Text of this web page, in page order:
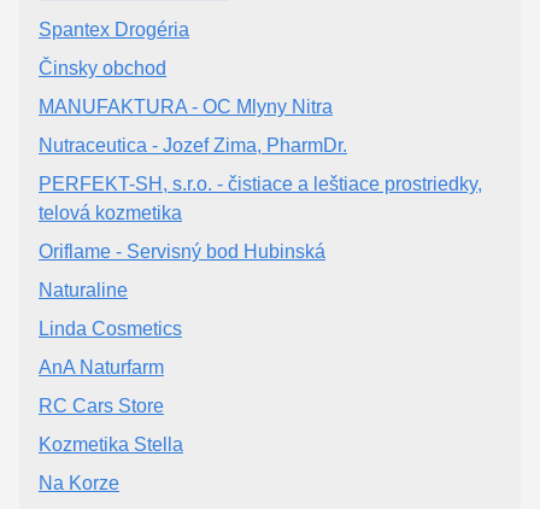
Spantex Drogéria
Činsky obchod
MANUFAKTURA - OC Mlyny Nitra
Nutraceutica - Jozef Zima, PharmDr.
PERFEKT-SH, s.r.o. - čistiace a leštiace prostriedky,
telová kozmetika
Oriflame - Servisný bod Hubinská
Naturaline
Linda Cosmetics
AnA Naturfarm
RC Cars Store
Kozmetika Stella
Na Korze